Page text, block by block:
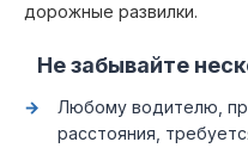
дорожные развилки.
Не забывайте
Любому водителю,
расстояния,